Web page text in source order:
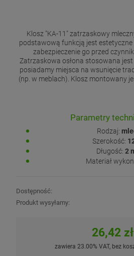
Klosz "KA-11" zatrzaskowy
podstawową funkcją jest
zabezpieczenie go przed
Zatrzaskowa osłona stosowana
posiadamy miejsca na wsunięcie
(np. w meblach). Klosz montowany
Parametry
Rodzaj:
Szerokość:
Długość: 2
Materiał
Dostępność:
Produkt wysyłamy:
26,42 zł
zawiera 23.00% VAT, bez